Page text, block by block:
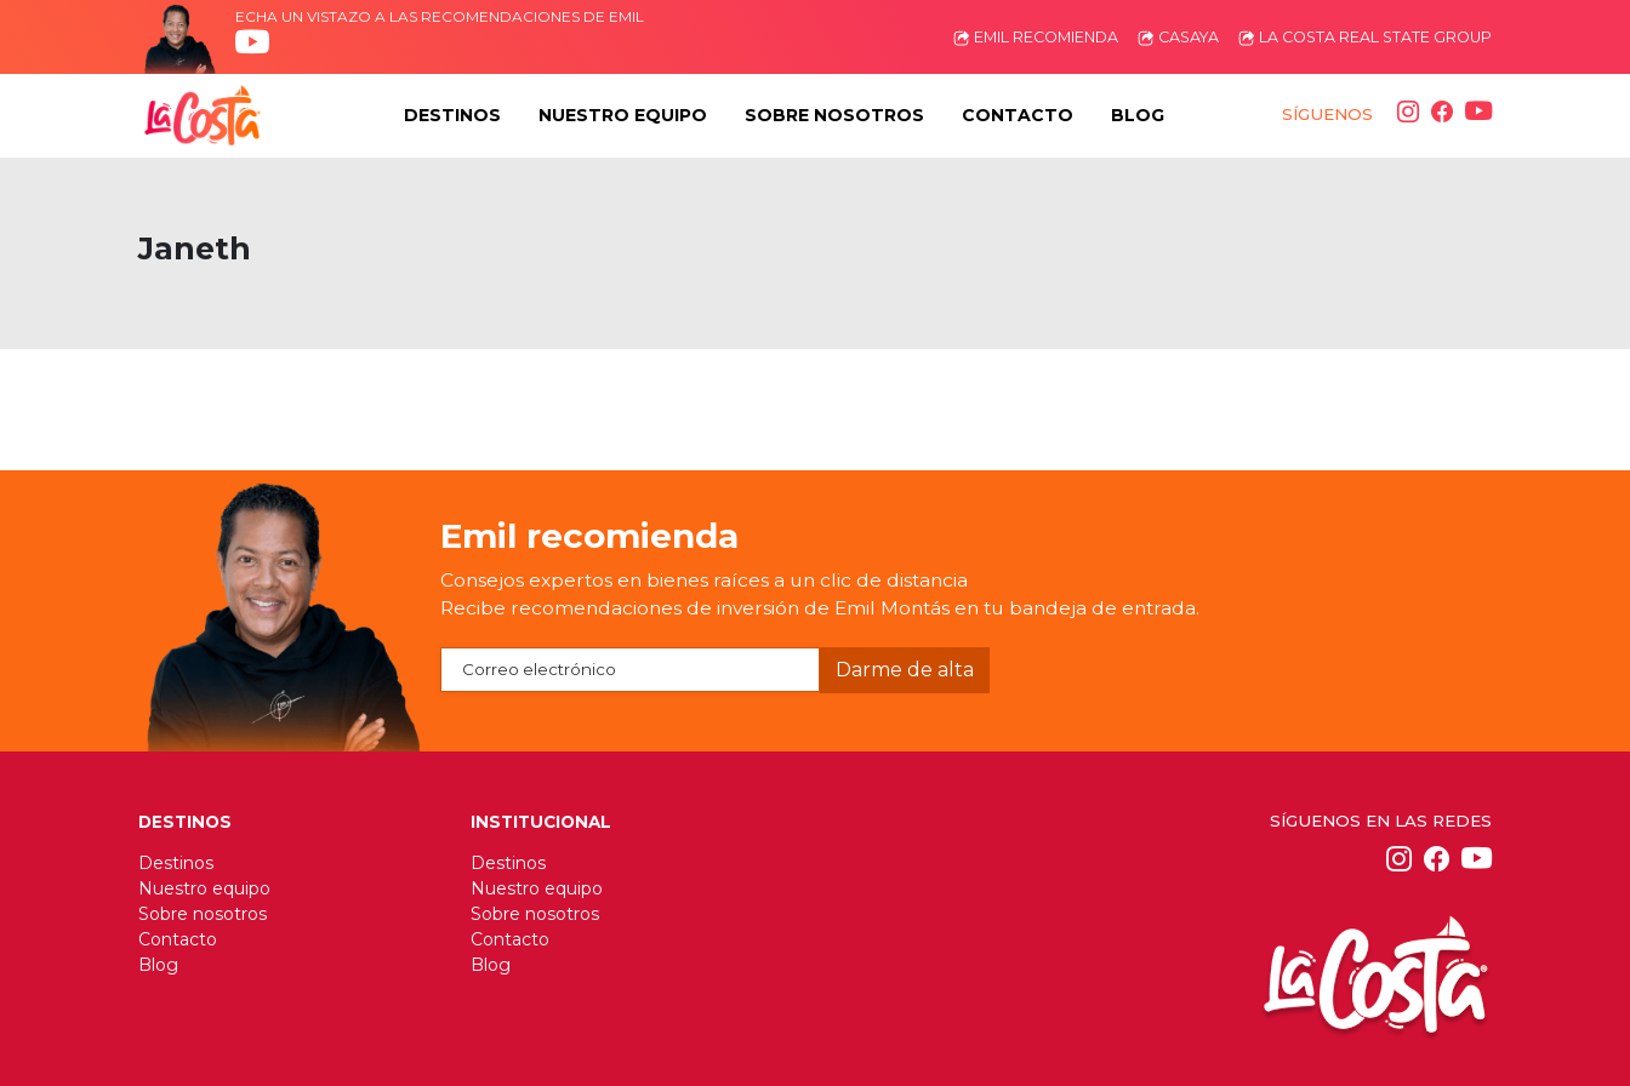
ECHA UN VISTAZO A LAS RECOMENDACIONES DE EMIL
EMIL RECOMIENDA
CASAYA LA COSTA REAL STATE GROUP
DESTINOS NUESTRO EQUIPO SOBRE NOSOTROS CONTACTO BLOG SÍGUENOS
Janeth
Emil recomienda
Consejos expertos en bienes raíces a un clic de distancia
Recibe recomendaciones de inversión de Emil Montás en tu bandeja de entrada.
DESTINOS
Destinos
Nuestro equipo
Sobre nosotros
Contacto
Blog
INSTITUCIONAL
Destinos
Nuestro equipo
Sobre nosotros
Contacto
Blog
SÍGUENOS EN LAS REDES